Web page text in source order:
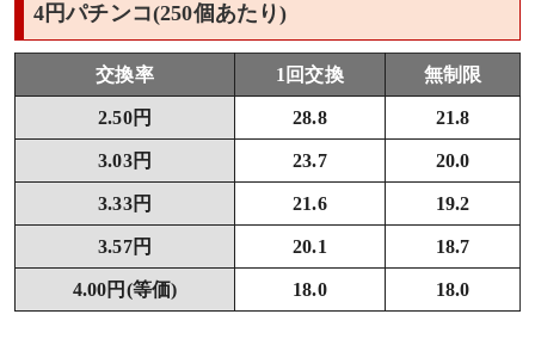
4円パチンコ(250個あたり)
交換率 1回交換 無制限
2.50円 28.8 21.8
3.03円 23.7 20.0
3.33円 21.6 19.2
3.57円 20.1 18.7
4.00円(等価) 18.0 18.0